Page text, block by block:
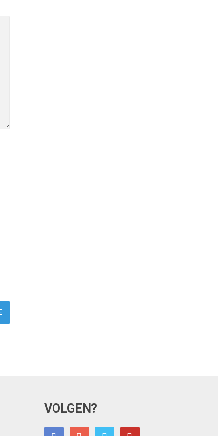
VOLGEN?